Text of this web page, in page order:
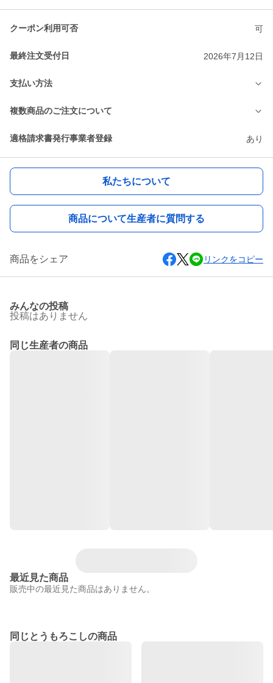
クーポン利用可否 可
最終注文受付日 2026年7月12日
支払い方法
複数商品のご注文について
適格請求書発行事業者登録 あり
私たちについて
商品について生産者に質問する
商品をシェア リンクをコピー
みんなの投稿
投稿はありません
同じ生産者の商品
最近見た商品
販売中の最近見た商品はありません。
同じとうもろこしの商品